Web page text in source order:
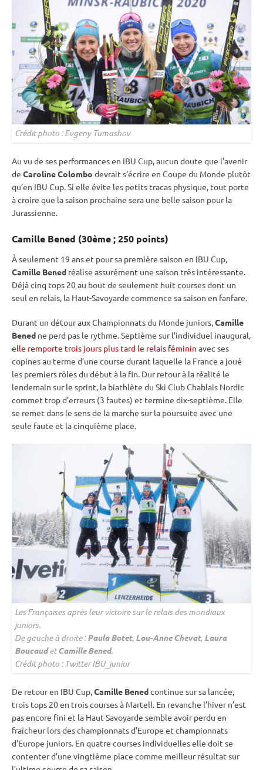
Crédit photo : Evgeny Tumashov
Au vu de ses performances en IBU Cup, aucun doute que l’avenir
de Caroline Colombo devrait s’écrire en Coupe du Monde plutôt
qu’en IBU Cup. Si elle évite les petits tracas physique, tout porte
à croire que la saison prochaine sera une belle saison pour la
Jurassienne.
Camille Bened (30ème ; 250 points)
À seulement 19 ans et pour sa première saison en IBU Cup,
Camille Bened réalise assurément une saison très intéressante.
Déjà cinq tops 20 au bout de seulement huit courses dont un
seul en relais, la Haut-Savoyarde commence sa saison en fanfare.
Durant un détour auxChampionnats du Monde juniors,Camille
Bened ne perd pas le rythme. Septième sur l’individuel inaugural,
elle remporte trois jours plus tard le relais féminin avec ses
copines au terme d’une course durant laquelle la France a joué
les premiers rôles du début à la fin. Dur retour à la réalité le
lendemain sur le sprint, la biathlète du Ski Club Chablais Nordic
commet trop d’erreurs (3 fautes) et termine dix-septième. Elle
se remet dans le sens de la marche sur la poursuite avec une
seule faute et la cinquième place.
Les Françaises après leur victoire sur lerelaisdes mondiaux
juniors.
De gauche à droite :Paula Botet, Lou-Anne Chevat, Laura
BoucaudetCamille Bened.
Crédit photo : Twitter IBU_junior
De retour en IBU Cup,Camille Benedcontinue sur sa lancée,
trois tops 20 en trois courses à Martell. En revanche l’hiver n’est
pas encore fini et la Haut-Savoyarde semble avoir perdu en
fraîcheur lors des championnats d’Europe et championnats
d’Europe juniors. En quatre courses individuelles elle doit se
contenter d’une vingtième place comme meilleur résultat sur